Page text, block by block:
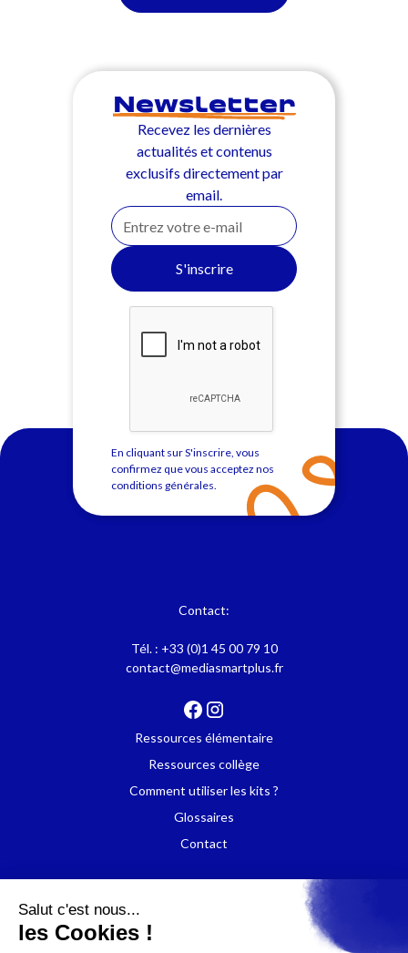
Newsletter
Recevez les dernières
actualités et contenus
exclusifs directement par
email.
En cliquant sur S'inscrire, vous
confirmez que vous acceptez nos
conditions générales.
Contact:
Tél. : +33 (0)1 45 00 79 10
contact@mediasmartplus.fr
Ressources élémentaire
Ressources collège
Comment utiliser les kits ?
Glossaires
Contact